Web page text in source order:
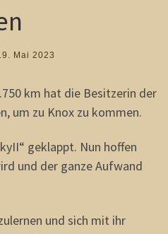
Mai 2023
km hat die Besitzerin der
um zu Knox zu kommen.
geklappt. Nun hoffen
und der ganze Aufwand
und sich mit ihr